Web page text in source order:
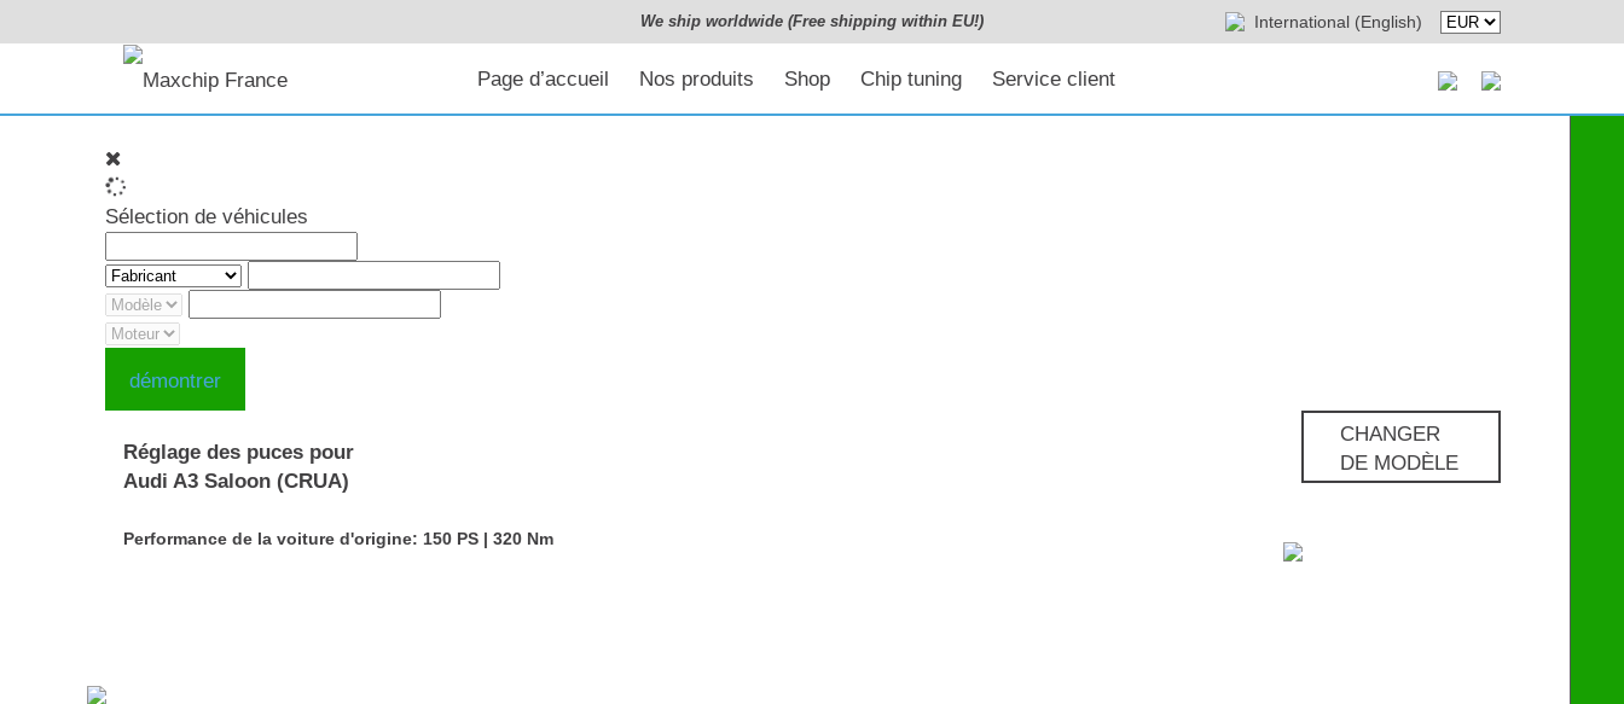
We ship worldwide (Free shipping within EU!) International (English)
Page d’accueil Nos produits Shop Chip tuning Service client
Sélection de véhicules
démontrer
Réglage des puces pour
Audi A3 Saloon (CRUA)
Performance de la voiture d'origine: 150 PS | 320 Nm
CHANGER
DE MODÈLE